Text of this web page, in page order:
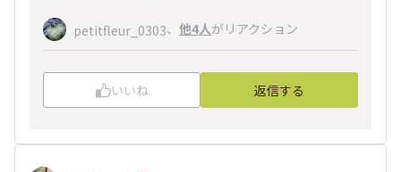
petitfleur_0303、 他4人がリアクション
いいね 返信する